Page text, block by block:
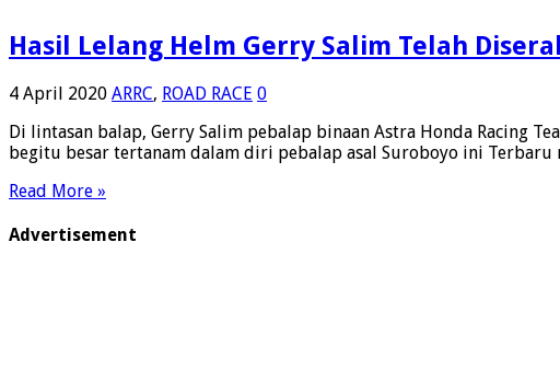
Hasil Lelang Helm Gerry Salim Telah
4 April 2020 ARRC, ROAD RACE 0
Di lintasan balap, Gerry Salim pebalap binaan Astra Honda Racing
begitu besar tertanam dalam diri pebalap asal Suroboyo ini Terbaru
Read More »
Advertisement